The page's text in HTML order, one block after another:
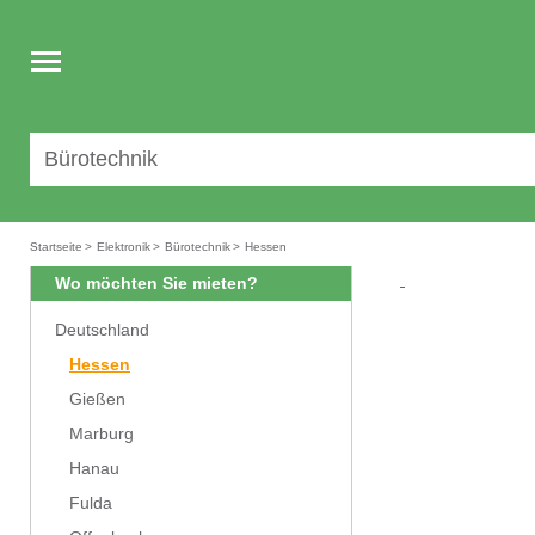
Toggle
navigation
Startseite > Elektronik> Bürotechnik> Hessen
Wo möchten Sie mieten?
Deutschland
Hessen
Gießen
Marburg
Hanau
Fulda